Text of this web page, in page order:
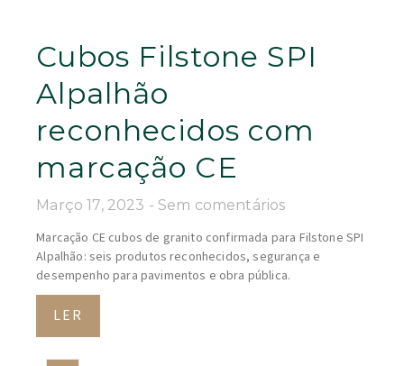
Cubos Filstone SPI
Alpalhão
reconhecidos com
marcação CE
Março 17, 2023 Sem comentários
Marcação CE cubos de granito confirmada para Filstone SPI
Alpalhão: seis produtos reconhecidos, segurança e
desempenho para pavimentos e obra pública.
LER